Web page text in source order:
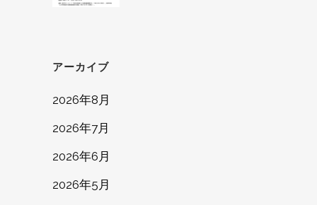
アーカイブ
2026年8月
2026年7月
2026年6月
2026年5月